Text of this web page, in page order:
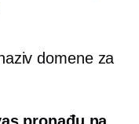
domene za